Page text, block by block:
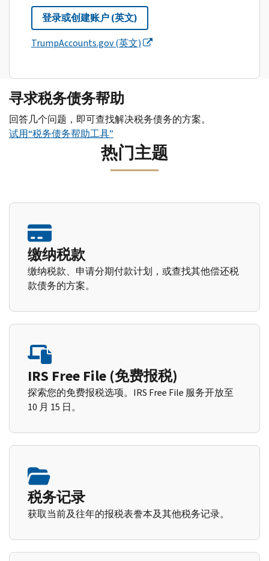
登录或创建账户 (英文)
TrumpAccounts.gov (英文)
寻求税务债务帮助
回答几个问题，即可查找解决税务债务的方案。
试用“税务债务帮助工具”
热门主题
缴纳税款
缴纳税款、申请分期付款计划，或查找其他偿还税
款债务的方案。
IRS Free File (免费报税)
探索您的免费报税选项。IRS Free File 服务开放至
10 月 15 日。
税务记录
获取当前及往年的报税表誊本及其他税务记录。